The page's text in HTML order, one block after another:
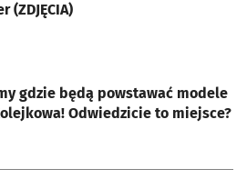
(ZDJĘCIA)
gdzie będą powstawać modele
Odwiedzicie to miejsce?